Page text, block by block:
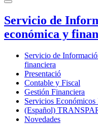
Servicio de
económica y
Servicio de
financiera
Presentació
Contable y Fiscal
Gestión Financiera
Servicios Económicos
(Español)
Novedades